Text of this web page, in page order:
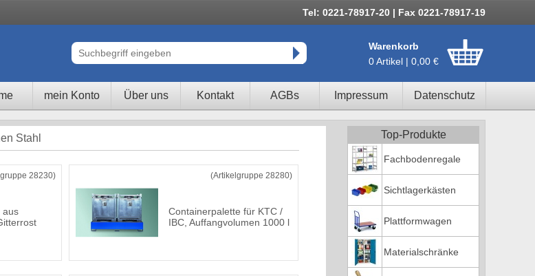
Tel: 0221-78917-20 | Fax 0221-78917-19
Warenkorb
0 Artikel | 0,00 €
mein Konto Über uns Kontakt AGBs Impressum Datenschutz
Stahl
28230)
aus
(Artikelgruppe 28280)
Containerpalette für KTC /
IBC, Auffangvolumen 1000 l
Top-Produkte
Fachbodenregale
Sichtlagerkästen
Plattformwagen
Materialschränke